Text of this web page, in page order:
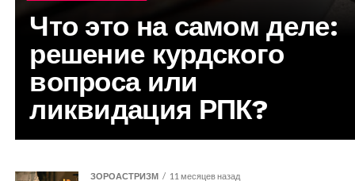
Что это на самом деле:
решение курдского
вопроса или
ликвидация РПК?
ЗОРОАСТРИЗМ 11 месяцев назад